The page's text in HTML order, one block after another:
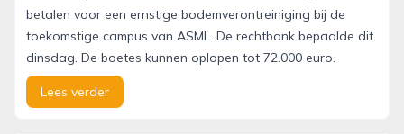
betalen voor een ernstige bodemverontreiniging bij de
toekomstige campus van ASML. De rechtbank bepaalde dit
dinsdag. De boetes kunnen oplopen tot 72.000 euro.
Lees verder